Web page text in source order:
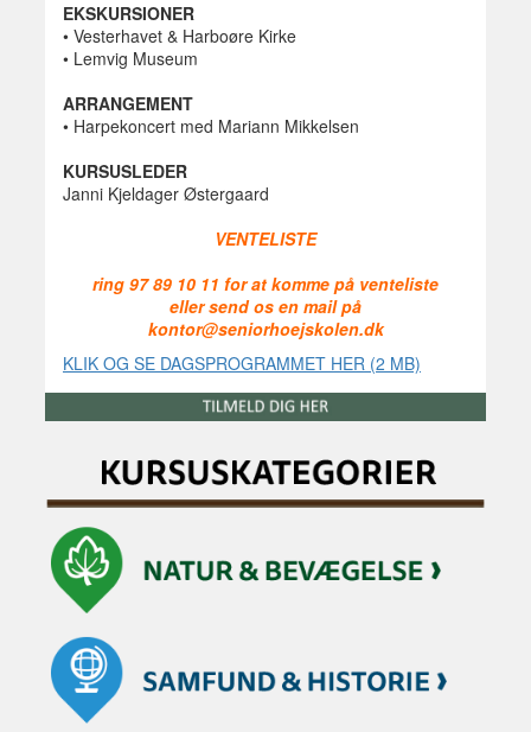
EKSKURSIONER
• Vesterhavet & Harboøre Kirke
• Lemvig Museum
ARRANGEMENT
• Harpekoncert med Mariann Mikkelsen
KURSUSLEDER
Janni Kjeldager Østergaard
VENTELISTE
ring 97 89 10 11 for at komme på venteliste
eller send os en mail på
kontor@seniorhoejskolen.dk
KLIK OG SE DAGSPROGRAMMET HER (2 MB)